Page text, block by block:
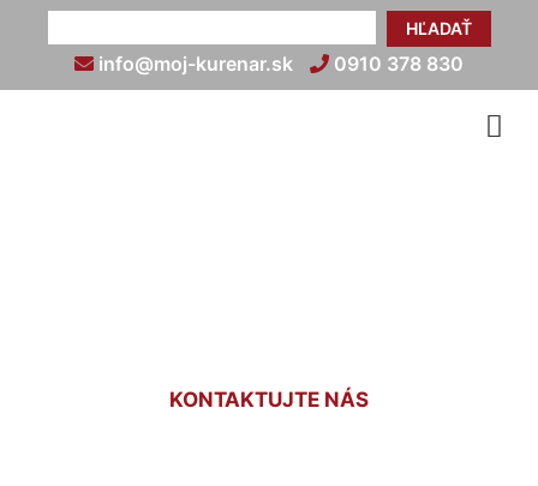
HĽADAŤ
info@moj-kurenar.sk 0910 378 830
KONTAKTUJTE NÁS